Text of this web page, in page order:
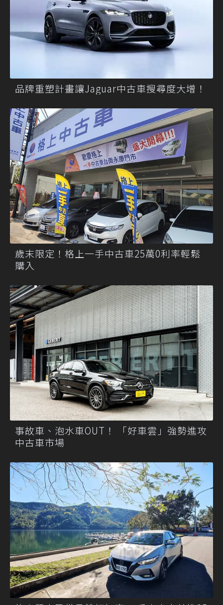
品牌重塑計畫讓Jaguar中古車搜尋度大增！
歲末限定！格上一手中古車25萬0利率輕鬆
購入
事故車、泡水車OUT！ 「好車雲」強勢進攻
中古車市場